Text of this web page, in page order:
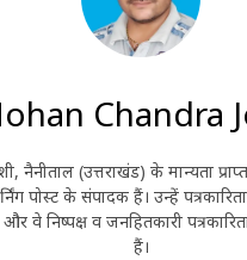
Chandra
नैनीताल (उत्तराखंड) के मान्यता
पोस्ट के संपादक हैं। उन्हें
वे निष्पक्ष व जनहितकारी
हैं।